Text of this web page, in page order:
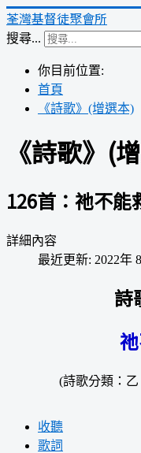
荃灣基督徒聚會所
搜尋...
你目前位置:
首頁
《詩歌》(增選本)
《詩歌》(
126首：祂不能
詳細內容
最近更新: 2022年
詩
(詩歌分類：
收聽
歌詞